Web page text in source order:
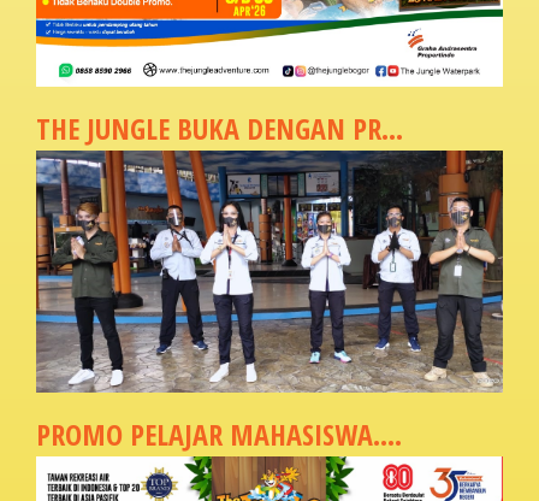
THE JUNGLE BUKA DENGAN PR...
PROMO PELAJAR MAHASISWA....